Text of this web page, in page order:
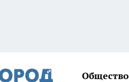
Общество